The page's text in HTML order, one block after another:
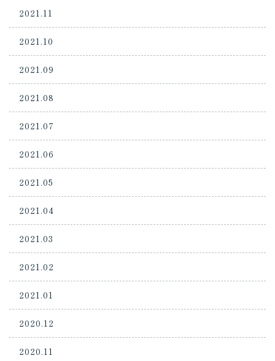
2021.11
2021.10
2021.09
2021.08
2021.07
2021.06
2021.05
2021.04
2021.03
2021.02
2021.01
2020.12
2020.11